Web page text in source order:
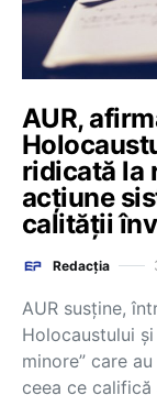
AUR,
ridicată la
acțiune
calității
Redacția
AUR susține,
Holocaustului
minore” care
ceea ce